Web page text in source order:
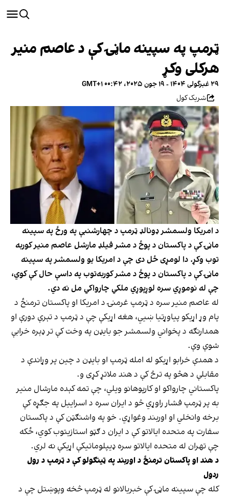
ټرمپ په سپینه ماڼۍ کې د عاصم منیر
هرکلی وکړ
۲۹ غبرگولی ۱۴۰۴ - ۱۹ جون ۲۰۲۵، ۰۰:۴۲ GMT+۱
شریک کول
د امریکا ولسمشر ډونالډ ټرمپ د چهارشنبې په ورځ په سپینه
ماڼۍ کې د پاکستان د پوځ د مشر فیلډ مارشل عاصم منیر کوربه
توب وکړ. دا لومړی ځل دی چې د امریکا یو ولسمشر په سپینه
ماڼۍ کې د پاکستان د پوځ د مشر کوربه‌توب په داسې حال کې کوي،
چې له نوموړي سره لوړپوړي ملکي چارواکي مل نه دي.
له عاصم منیر سره د ټرمپ غرمنۍ د امریکا او پاکستان ترمنځ د
پام وړ اړیکو پیاوړتیا ښيي، هغه اړیکې چې د ټرمپ د تېرې دورې او
همدارنګه د پخواني ولسمشر جو بایډن په وخت کې تر ډېره خرابې
شوې وې.
د همدې خرابو اړیکو له امله ټرمپ او بایډن د چین پر وړاندې د
مقابلې د هڅو په ترڅ کې د هند ملاتړ کړی و.
پاکستاني چارواکو او کارپوهانو ویلي، چې تمه کېده مارشال منیر
به پر ټرمپ فشار راوړي څو د ایران سره د اسراییل په جګړه کې
برخه وانخلي او اوربند وغواړي. خو په واشنګټن کې د پاکستان
سفارت په متحده ایالاتو کې د ایران د ګټو استازیتوب کوي، ځکه
چې تهران له متحده ایالاتو سره ډیپلوماتیکې اړیکې نه لري.
د هند او پاکستان ترمنځ د اوربند په ټینګولو کې د ټرمپ د رول
ردول
کله چې سپینه ماڼۍ کې خبریالانو له ټرمپ څخه وپوښتل چې د